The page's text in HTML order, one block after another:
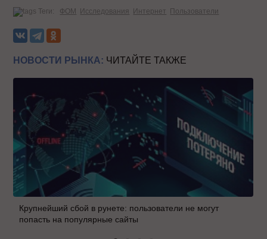
Теги: ФОМ Исследования Интернет Пользователи
НОВОСТИ РЫНКА: ЧИТАЙТЕ ТАКЖЕ
Крупнейший сбой в рунете: пользователи не могут
попасть на популярные сайты